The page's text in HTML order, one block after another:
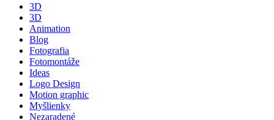
3D
3D
Animation
Blog
Fotografia
Fotomontáže
Ideas
Logo Design
Motion graphic
Myšlienky
Nezaradené